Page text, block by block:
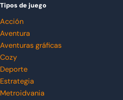
Tipos de juego
Acción
Aventura
Aventuras gráficas
Cozy
Deporte
Estrategia
Metroidvania